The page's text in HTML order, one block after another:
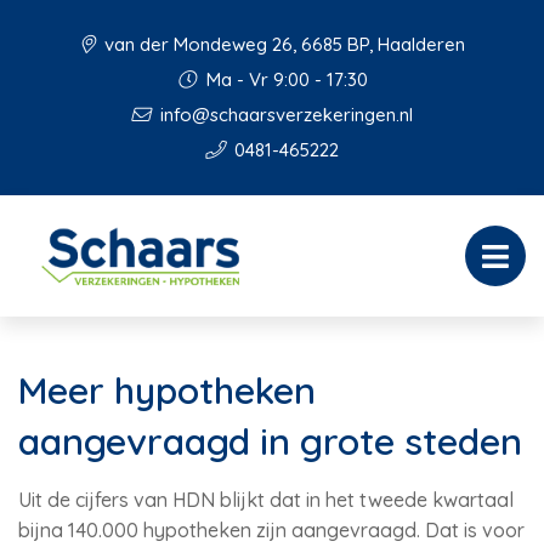
van der Mondeweg 26, 6685 BP, Haalderen
Ma - Vr 9:00 - 17:30
info@schaarsverzekeringen.nl
0481-465222
Meer hypotheken
aangevraagd in grote steden
Uit de cijfers van HDN blijkt dat in het tweede kwartaal
bijna 140.000 hypotheken zijn aangevraagd. Dat is voor